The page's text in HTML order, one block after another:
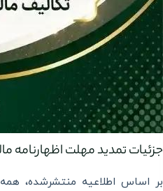
جزئیات تمدید مهلت اظهارنامه
بر اساس اطلاعیه منتشرشده،